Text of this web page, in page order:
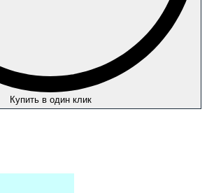
Купить в один клик